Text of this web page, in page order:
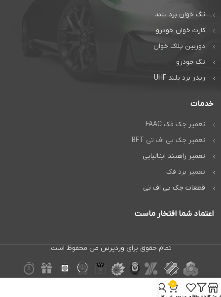
تگ خوان برد بلند
کارت خوان خودرو
دوربین پلاک خوان
تگ خودرو
ریدر برد بلند UHF
خدمات
تعمیر جک فک FAAC
تعمیر جک بی اف تی BFT
تعمیر راهبند ایتالیایی
تعمیر برد فک
قطعات جک بی اف تی
اعتماد شما افتخار ماست
تمام حقوق برای وردپرس من محفوظ است.
0